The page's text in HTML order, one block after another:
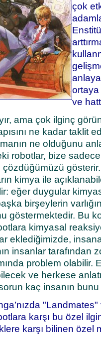
çok
ortaya
ve
ama çok ilginç
ne kadar taklit
ne olduğunu
robotlar, bize
çözdüğümüzü
kimya ile
eğer duygular
birşeylerin
göstermektedir. Bu
kimyasal
eklediğimizde,
insanlar tarafından
problem olabilir.
ve herkese
kaç insanın
karşı bu özel
karşı bilinen özel